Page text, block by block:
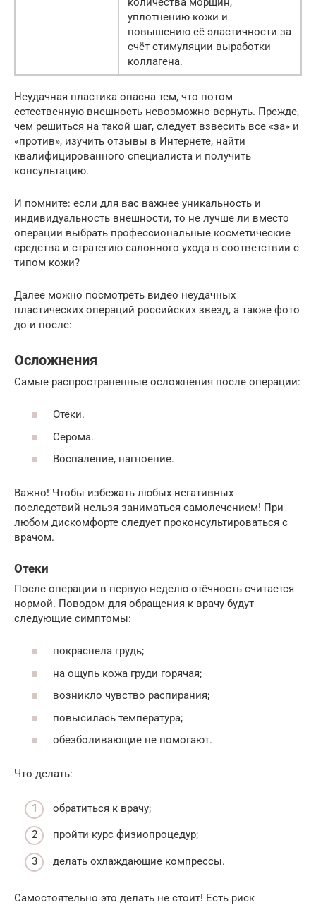
уплотнению кожи и
повышению её эластичности за
счёт стимуляции выработки
коллагена.
Неудачная пластика опасна тем, что потом
естественную внешность невозможно вернуть. Прежде,
чем решиться на такой шаг, следует взвесить все «за» и
«против», изучить отзывы в Интернете, найти
квалифицированного специалиста и получить
консультацию.
И помните: если для вас важнее уникальность и
индивидуальность внешности, то не лучше ли вместо
операции выбрать профессиональные косметические
средства и стратегию салонного ухода в соответствии с
типом кожи?
Далее можно посмотреть видео неудачных
пластических операций российских звезд, а также фото
до и после:
Осложнения
Самые распространенные осложнения после операции:
Отеки.
Серома.
Воспаление, нагноение.
Важно! Чтобы избежать любых негативных
последствий нельзя заниматься самолечением! При
любом дискомфорте следует проконсультироваться с
врачом.
Отеки
После операции в первую неделю отёчность считается
нормой. Поводом для обращения к врачу будут
следующие симптомы:
покраснела грудь;
на ощупь кожа груди горячая;
возникло чувство распирания;
повысилась температура;
обезболивающие не помогают.
Что делать:
обратиться к врачу;
пройти курс физиопроцедур;
делать охлаждающие компрессы.
Самостоятельно это делать не стоит! Есть риск